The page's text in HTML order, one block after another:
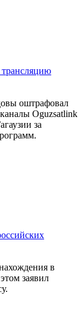
трансляцию
оштрафовал
Oguzsatlink
за
в
заявил